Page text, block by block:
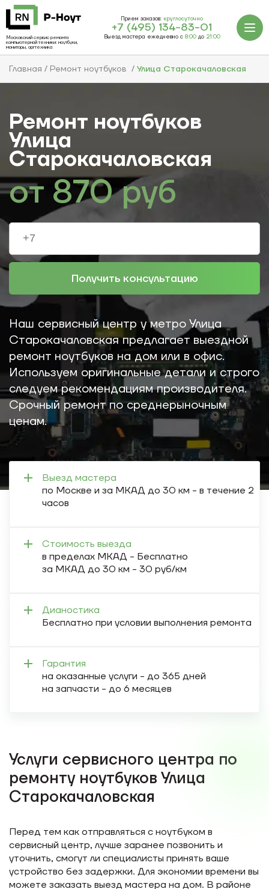
Московский сервис ремонта
компьютерной техники: ноутбуки,
мониторы, оргтехника
Прием заказов: круглосуточно
+7 (495) 134-83-01
Выезд мастера ежедневно с 8:00до 21:00
Главная Ремонт ноутбуков Улица Старокачаловская
Ремонт ноутбуков
Улица
Старокачаловская
от 870руб
Получить консультацию
Наш сервисный центр у метро Улица
Старокачаловская предлагает выездной
ремонт ноутбуков на дом или в офис.
Используем оригинальные детали и строго
следуем рекомендациям производителя.
Срочный ремонт по среднерыночным
ценам.
Выезд мастера
по Москве и за МКАД до 30 км - в течение 2
часов
Стоимость выезда
в пределах МКАД - Бесплатно
за МКАД до 30 км - 30 руб/км
Дианостика
Бесплатно при условии выполнения ремонта
Гарантия
на оказанные услуги - до 365 дней
на запчасти - до 6 месяцев
Услуги сервисного центра по
ремонту ноутбуков Улица
Старокачаловская
Перед тем как отправляться с ноутбуком в
сервисный центр, лучше заранее позвонить и
уточнить, смогут ли специалисты принять ваше
устройство без задержки. Для экономии времени вы
можете заказать выезд мастера на дом. В районе